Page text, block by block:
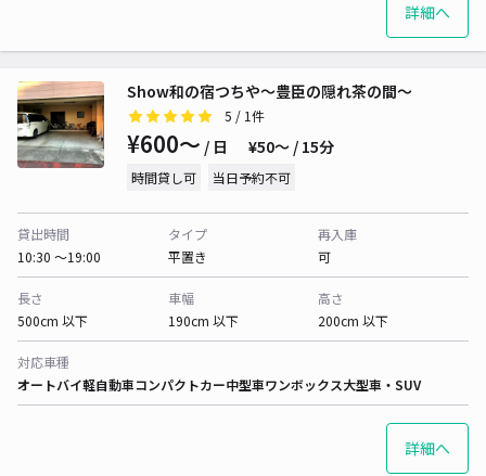
詳細へ
Show和の宿つちや～豊臣の隠れ茶の間～
5 / 1件
¥600〜 / 日 ¥50〜 / 15分
時間貸し可 当日予約不可
貸出時間
10:30 〜19:00
タイプ
平置き
再入庫
可
長さ
500cm 以下
車幅
190cm 以下
高さ
200cm 以下
対応車種
オートバイ軽自動車コンパクトカー中型車ワンボックス大型車・SUV
詳細へ